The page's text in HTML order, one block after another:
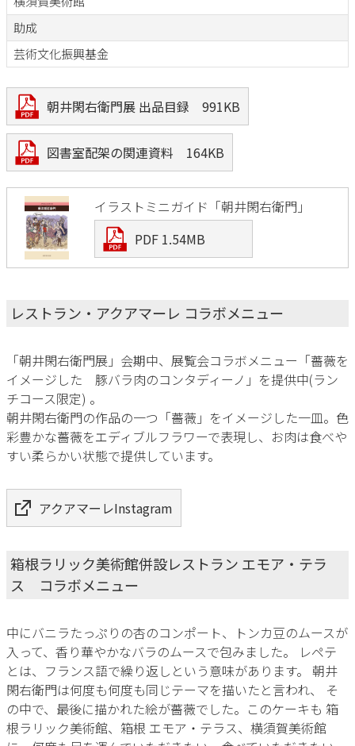
助成
芸術文化振興基金
朝井閑右衛門展 出品目録 991KB
図書室配架の関連資料 164KB
イラストミニガイド「朝井閑右衛門」
PDF 1.54MB
レストラン・アクアマーレ コラボメニュー
「朝井閑右衛門展」会期中、展覧会コラボメニュー「薔薇を
イメージした 豚バラ肉のコンタディーノ」を提供中(ラン
チコース限定) 。
朝井閑右衛門の作品の一つ「薔薇」をイメージした一皿。色
彩豊かな薔薇をエディブルフラワーで表現し、お肉は食べや
すい柔らかい状態で提供しています。
アクアマーレInstagram
箱根ラリック美術館併設レストラン エモア・テラ
ス コラボメニュー
中にバニラたっぷりの杏のコンポート、トンカ豆のムースが
入って、香り華やかなバラのムースで包みました。 レペテ
とは、フランス語で繰り返しという意味があります。 朝井
閑右衛門は何度も何度も同じテーマを描いたと言われ、 そ
の中で、最後に描かれた絵が薔薇でした。このケーキも 箱
根ラリック美術館、箱根 エモア・テラス、横須賀美術館